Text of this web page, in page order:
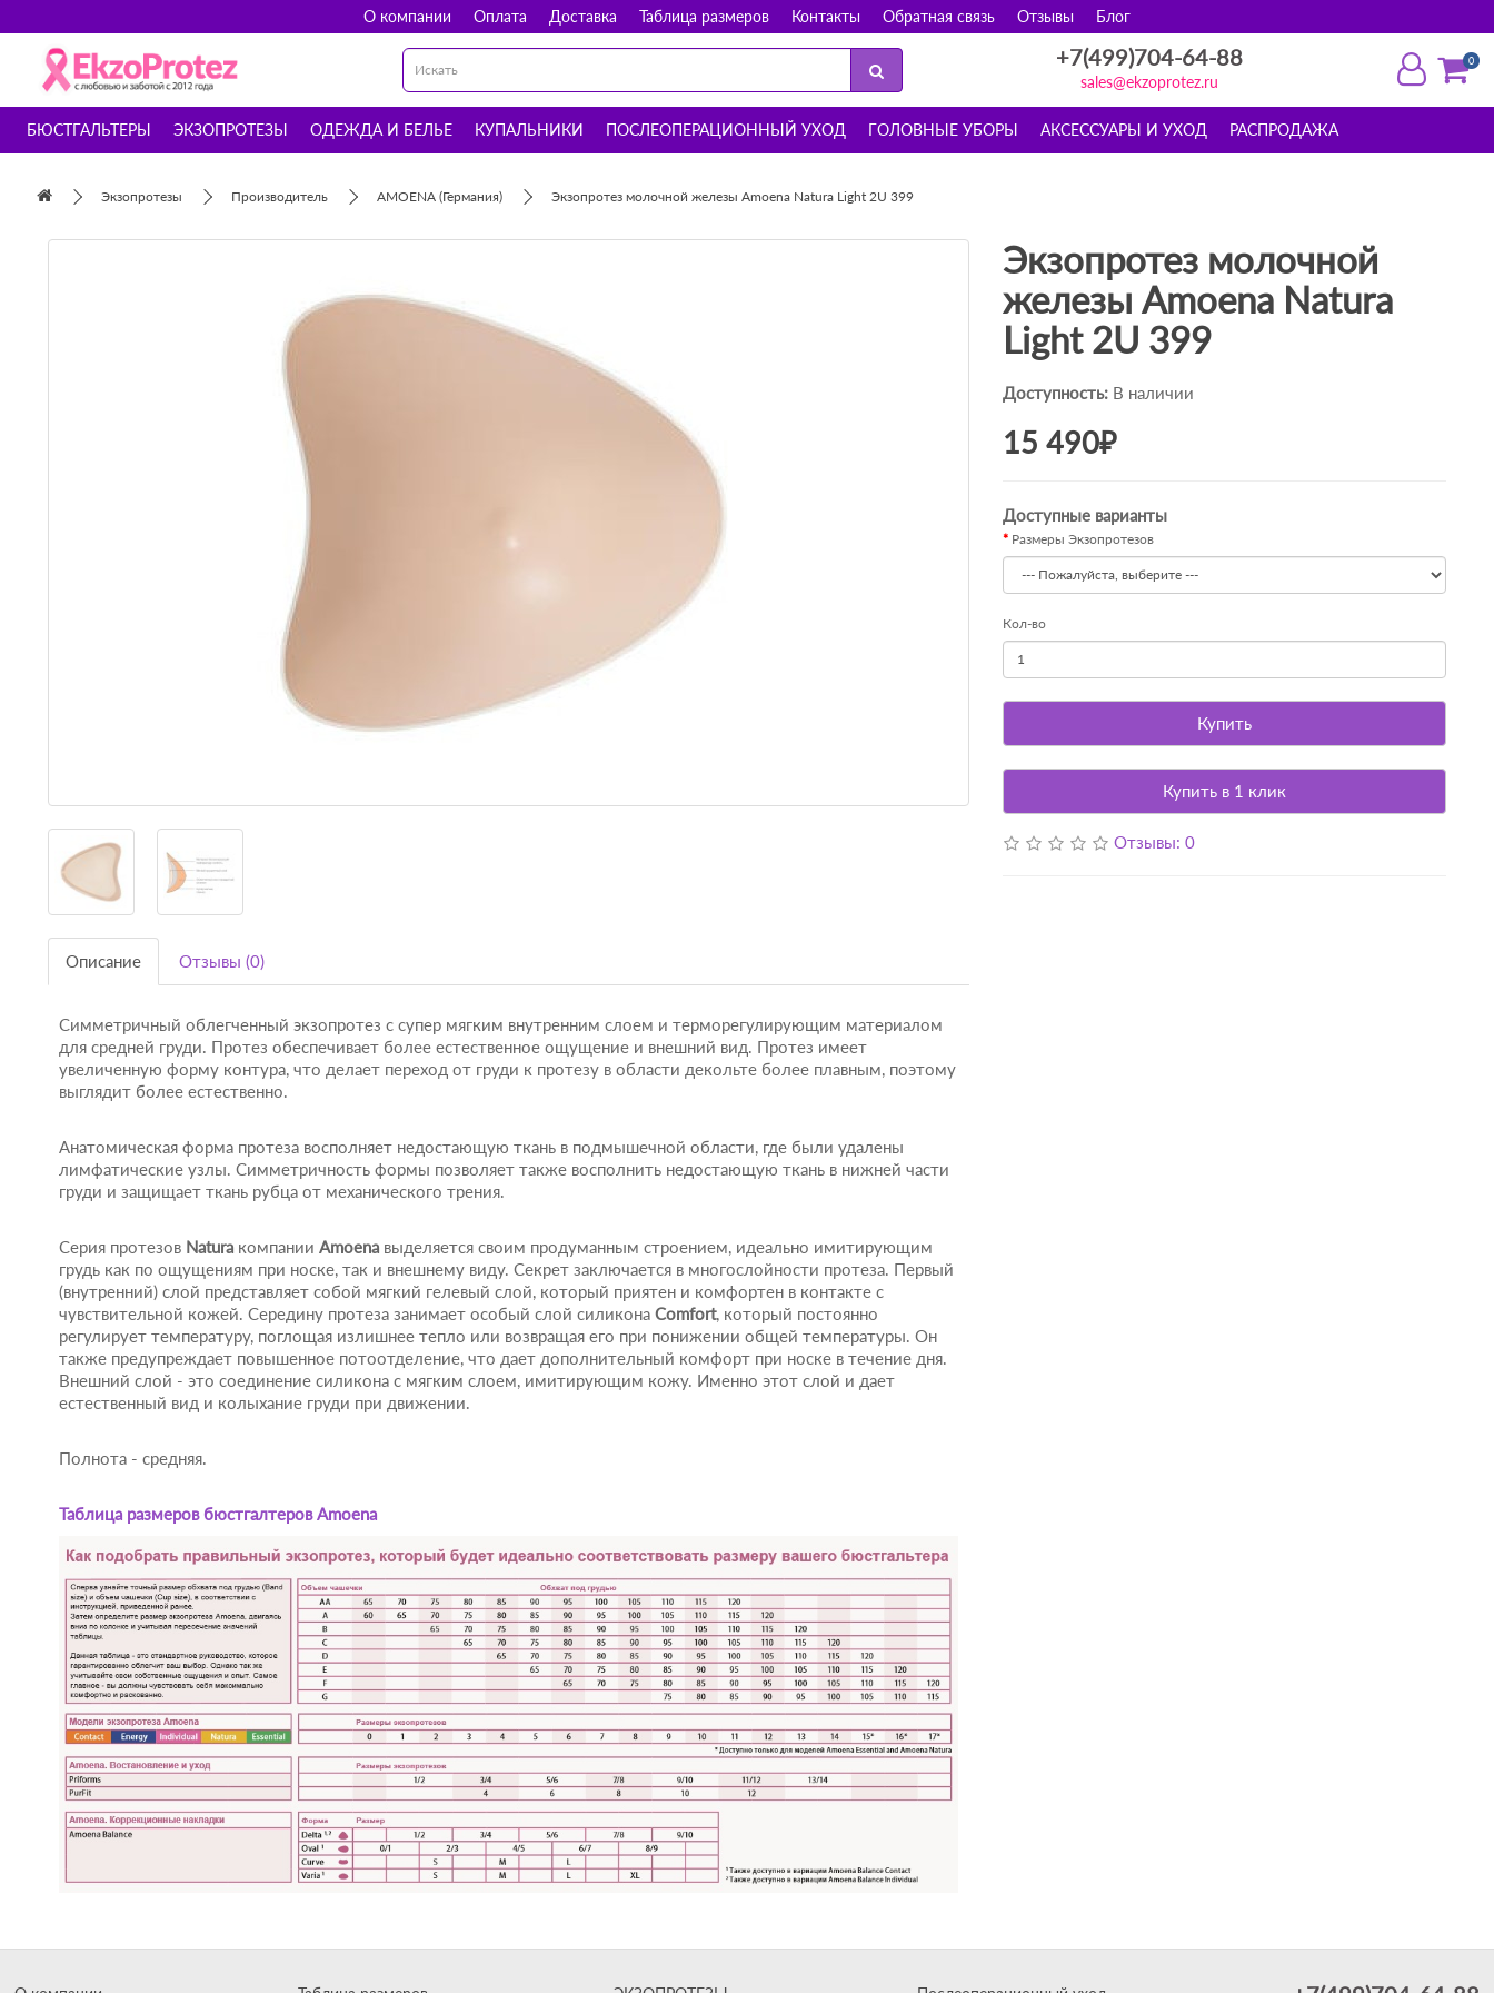
О компании Оплата Доставка Таблица размеров Контакты Обратная связь Отзывы Блог
+7(499)704-64-88
sales@ekzoprotez.ru
0
БЮСТГАЛЬТЕРЫ ЭКЗОПРОТЕЗЫ ОДЕЖДА И БЕЛЬЕ КУПАЛЬНИКИ ПОСЛЕОПЕРАЦИОННЫЙ УХОД ГОЛОВНЫЕ УБОРЫ АКСЕССУАРЫ И УХОД РАСПРОДАЖА
Экзопротезы Производитель AMOENA (Германия) Экзопротез молочной железы Amoena Natura Light 2U 399
Описание Отзывы (0)
Симметричный облегченный экзопротез с супер мягким внутренним слоем и терморегулирующим материалом
для средней груди. Протез обеспечивает более естественное ощущение и внешний вид. Протез имеет
увеличенную форму контура, что делает переход от груди к протезу в области декольте более плавным, поэтому
выглядит более естественно.
Анатомическая форма протеза восполняет недостающую ткань в подмышечной области, где были удалены
лимфатические узлы.Симметричность формы позволяет также восполнить недостающую ткань в нижней части
груди и защищает ткань рубца от механического трения.
Серия протезов Natura компанииAmoena выделяется своим продуманным строением, идеально имитирующим
грудь как по ощущениям при носке, так и внешнему виду. Секрет заключается в многослойности протеза. Первый
(внутренний) слой представляет собой мягкий гелевый слой, который приятен и комфортен в контакте с
чувствительной кожей. Середину протеза занимает особый слой силиконаComfort, который постоянно
регулирует температуру, поглощая излишнее тепло или возвращая его при понижении общей температуры. Он
также предупреждает повышенное потоотделение, что дает дополнительный комфорт при носке в течение дня.
Внешний слой - это соединение силикона с мягким слоем, имитирующим кожу. Именно этот слой и дает
естественный вид и колыхание груди при движении.
Полнота - средняя.
Таблица размеров бюстгалтеров Amoena
Экзопротез молочной
железы Amoena Natura
Light 2U 399
Доступность:В наличии
15 490₽
Доступные варианты
Размеры Экзопротезов
Кол-во
Купить
Купить в 1 клик
Отзывы: 0